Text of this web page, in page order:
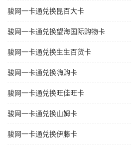
骏网一卡通兑换昆百大卡
骏网一卡通兑换望海国际购物卡
骏网一卡通兑换生生百货卡
骏网一卡通兑换嗨购卡
骏网一卡通兑换旺佳旺卡
骏网一卡通兑换山姆卡
骏网一卡通兑换伊藤卡